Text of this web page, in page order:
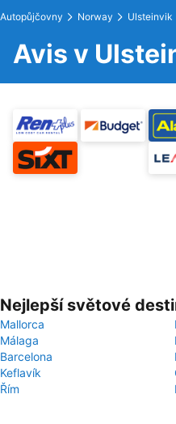
Autopůjčovny Norway Ulsteinvik
Avis v
Nejlepší světové
Mallorca
Málaga
Barcelona
Keflavík
Řím